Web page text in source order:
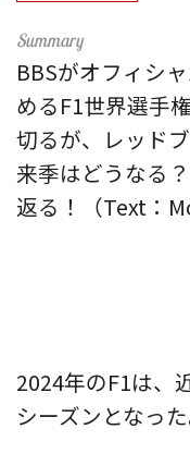
BBSがオフィシ
めるF1世界選手
切るが、レッド
来季はどうなる
返る！（Text：
2024年のF1は、
シーズンとなった